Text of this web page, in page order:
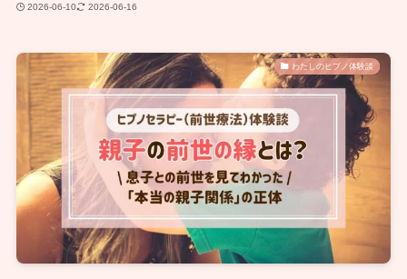
2026-06-10 2026-06-16
わたしのヒプノ体験談